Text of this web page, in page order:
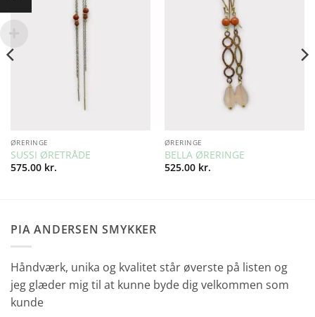
ØRERINGE
SUSSI ØRETRÅDE
575.00 kr.
ØRERINGE
BELLA ØRERINGE
525.00 kr.
PIA ANDERSEN SMYKKER
Håndværk, unika og kvalitet står øverste på listen og
jeg glæder mig til at kunne byde dig velkommen som
kunde